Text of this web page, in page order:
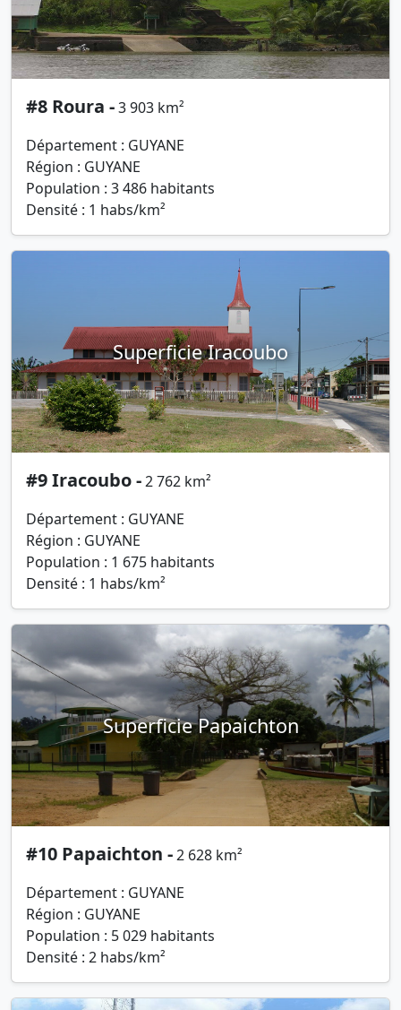
#8 Roura -3 903 km²
Département : GUYANE
Région : GUYANE
Population : 3 486 habitants
Densité : 1 habs/km²
Superficie Iracoubo
#9 Iracoubo -2 762 km²
Département : GUYANE
Région : GUYANE
Population : 1 675 habitants
Densité : 1 habs/km²
Superficie Papaichton
#10 Papaichton -2 628 km²
Département : GUYANE
Région : GUYANE
Population : 5 029 habitants
Densité : 2 habs/km²